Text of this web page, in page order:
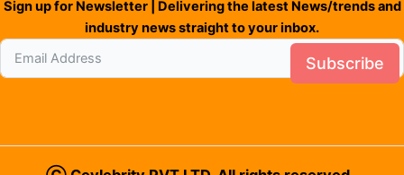
Sign up for Newsletter | Delivering the latest News/trends and
industry news straight to your inbox.
Subscribe